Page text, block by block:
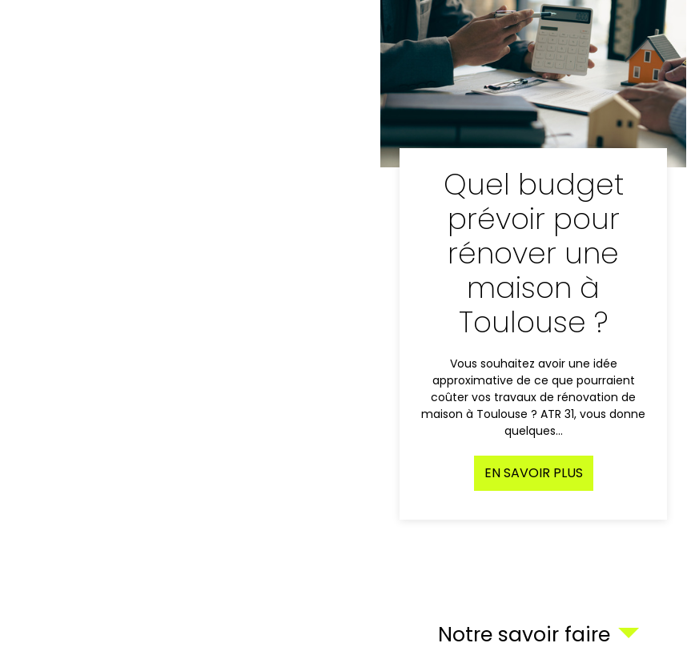
Quel budget
prévoir pour
rénover une
maison à
Toulouse ?
Vous souhaitez avoir une idée
approximative de ce que pourraient
coûter vos travaux de rénovation de
maison à Toulouse ? ATR 31, vous donne
quelques…
EN SAVOIR PLUS
Notre savoir faire